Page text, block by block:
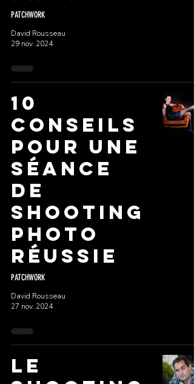
PATCHWORK
David Rousseau
29 nov. 2024
10
Conseils
pour une
séance
de
shooting
photo
réussie
PATCHWORK
David Rousseau
27 nov. 2024
LE